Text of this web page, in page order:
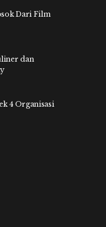
Dari Film
dan
4 Organisasi